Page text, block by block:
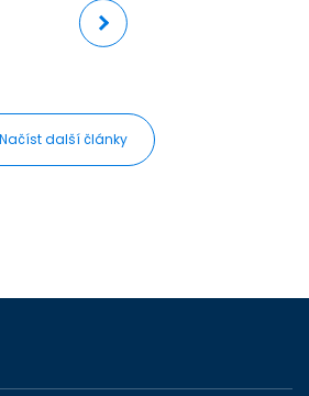
Více
Načíst další články